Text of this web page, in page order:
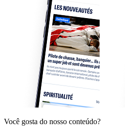
Você gosta do nosso conteúdo?